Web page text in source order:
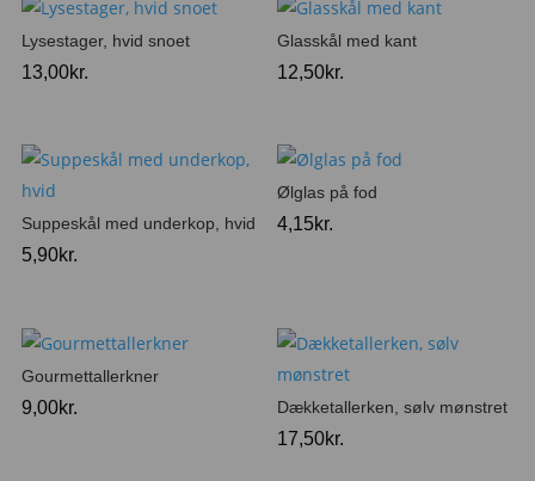
Lysestager, hvid snoet
13,00kr.
Glasskål med kant
12,50kr.
Suppeskål med underkop, hvid
5,90kr.
Ølglas på fod
4,15kr.
Gourmettallerkner
9,00kr. Dækketallerken, sølv mønstret
17,50kr.